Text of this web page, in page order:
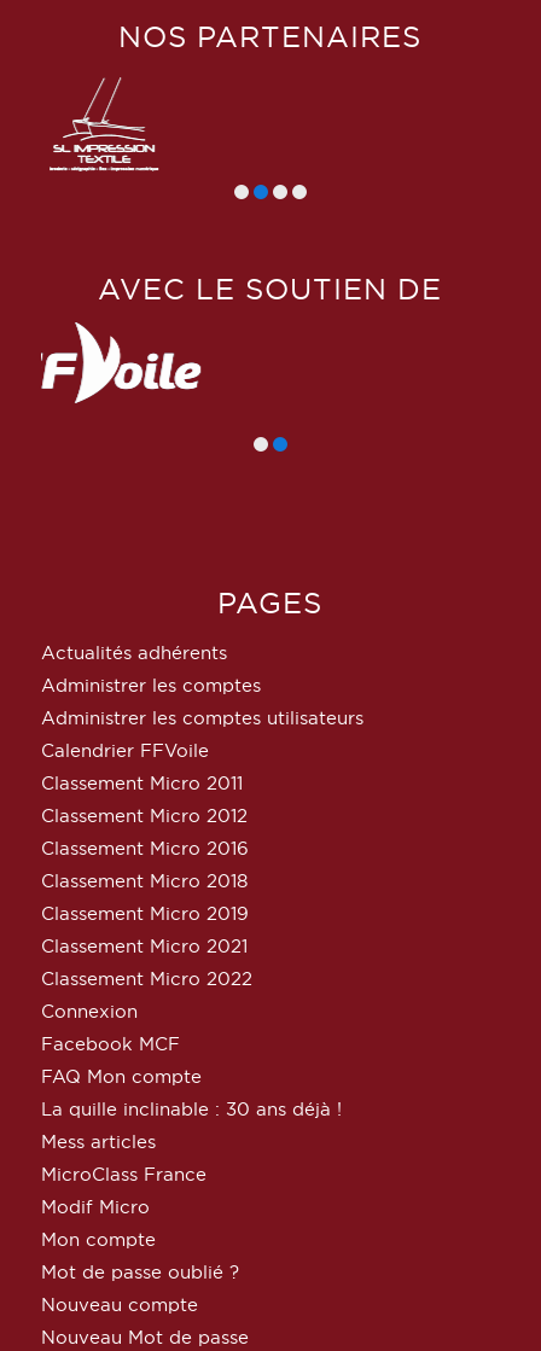
NOS PARTENAIRES
AVEC LE SOUTIEN DE
PAGES
Actualités adhérents
Administrer les comptes
Administrer les comptes utilisateurs
Calendrier FFVoile
Classement Micro 2011
Classement Micro 2012
Classement Micro 2016
Classement Micro 2018
Classement Micro 2019
Classement Micro 2021
Classement Micro 2022
Connexion
Facebook MCF
FAQ Mon compte
La quille inclinable : 30 ans déjà !
Mess articles
MicroClass France
Modif Micro
Mon compte
Mot de passe oublié ?
Nouveau compte
Nouveau Mot de passe